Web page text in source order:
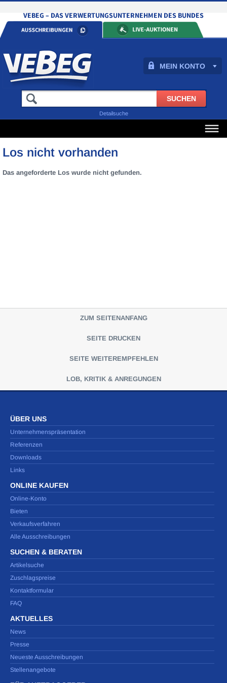
MEIN KONTO
Detailsuche
Los nicht vorhanden
Das angeforderte Los wurde nicht gefunden.
ZUM SEITENANFANG
SEITE DRUCKEN
SEITE WEITEREMPFEHLEN
LOB, KRITIK & ANREGUNGEN
ÜBER UNS
Unternehmenspräsentation
Referenzen
Downloads
Links
ONLINE KAUFEN
Online-Konto
Bieten
Verkaufsverfahren
Alle Ausschreibungen
SUCHEN & BERATEN
Artikelsuche
Zuschlagspreise
Kontaktformular
FAQ
AKTUELLES
News
Presse
Neueste Ausschreibungen
Stellenangebote